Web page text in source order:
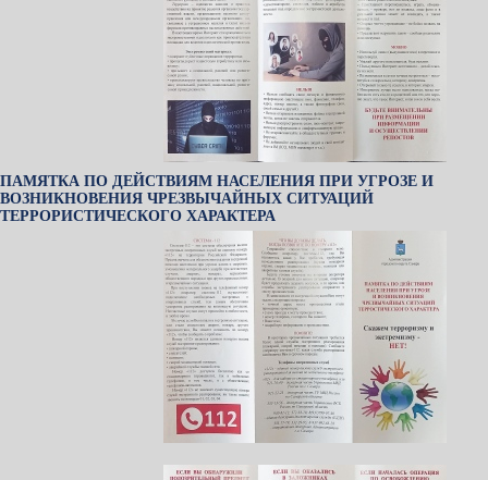
ПАМЯТКА ПО ДЕЙСТВИЯМ НАСЕЛЕНИЯ ПРИ УГРОЗЕ И
ВОЗНИКНОВЕНИЯ ЧРЕЗВЫЧАЙНЫХ СИТУАЦИЙ
ТЕРРОРИСТИЧЕСКОГО ХАРАКТЕРА